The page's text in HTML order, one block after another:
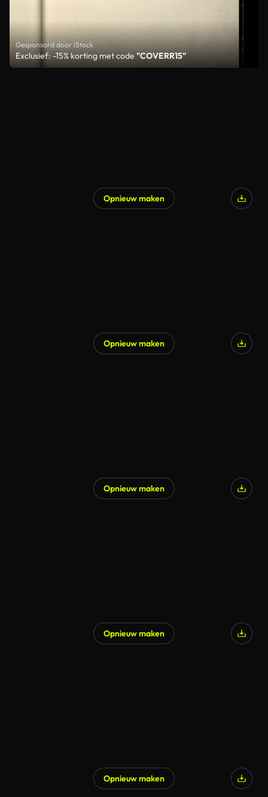
Gesponsord door iStock
Exclusief: -15% korting met code"COVERR15"
Opnieuw maken
Opnieuw maken
Opnieuw maken
Opnieuw maken
Opnieuw maken